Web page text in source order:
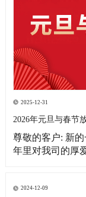
2025-12-31
2026年元旦与春节
尊敬的客户: 新的一年即将来临，诚挚感谢贵司在过去一
年里对我司的厚
单需求，提前做
2024-12-09